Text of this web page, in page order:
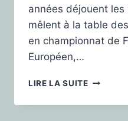
années déjouent
mêlent à la table
en championnat de
Européen,…
LIRE LA SUITE